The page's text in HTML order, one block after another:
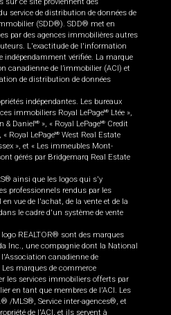
sur ce site proviennent des
service de distribution de données de
(SDD®). SDD® met en
par des agences immobilières autres
L'exactitude de l'information
indépendamment vérifiée. La marque
canadienne de l’immobilier (ACI) et
de distribution de données
indépendantes. Les bureaux
immobiliers Royal LePageMD
Ltée »,
& Daniel MD », « Royal LePageMD
Credit
Royal LePageMD West Real Estate
», et « Les immeubles Mont-
gérés par Bridgemarq Real Estate
ainsi que les logos qui s'y
professionnels rendus par les
vue de l'achat, de la vente et de la
le cadre d'un système de vente
REALTOR® sont des marques
Inc., une compagnie dont la National
canadienne de
marques de commerce
les services immobiliers offerts par
en tant que membres de l'ACI. Les
/MLS®, Service inter-agences®, et
de l'ACI, et ils servent à